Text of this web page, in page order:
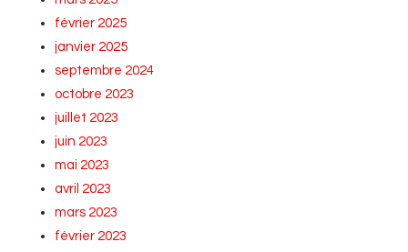
février 2025
janvier 2025
septembre 2024
octobre 2023
juillet 2023
juin 2023
mai 2023
avril 2023
mars 2023
février 2023